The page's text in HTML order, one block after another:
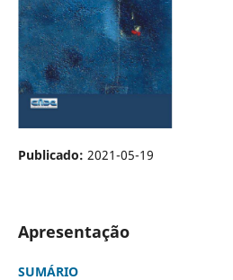
Publicado: 2021-05-19
Apresentação
SUMÁRIO